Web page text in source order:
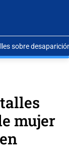
sobre
mujer